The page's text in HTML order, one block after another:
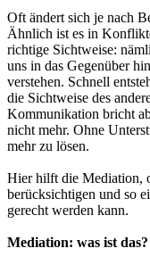
Oft ändert sich je nach
Ähnlich ist es in
richtige Sichtweise:
uns in das Gegenüber
verstehen. Schnell
die Sichtweise des
Kommunikation bricht
nicht mehr. Ohne
mehr zu lösen.
Hier hilft die Mediation,
berücksichtigen und so
gerecht werden kann.
Mediation: was ist das?